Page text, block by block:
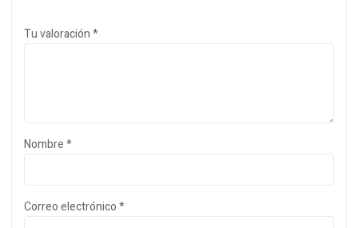
Tu valoración*
Nombre*
Correo electrónico*